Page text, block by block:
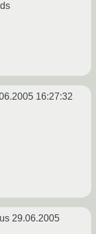
16:27:32
29.06.2005